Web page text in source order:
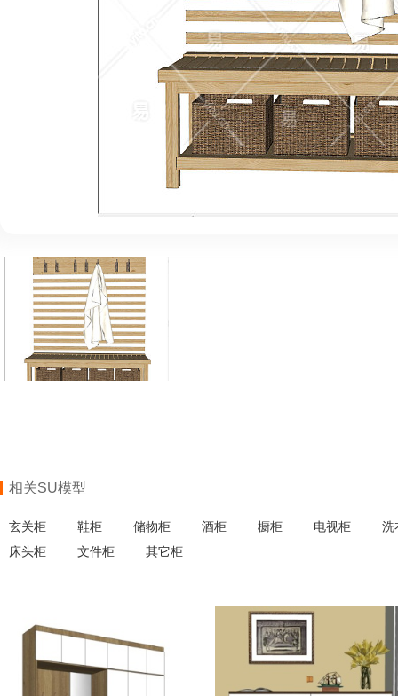
相关SU模型
玄关柜 鞋柜 储物柜 酒柜 橱柜 电视柜
洗
床头柜
文件柜 其它柜